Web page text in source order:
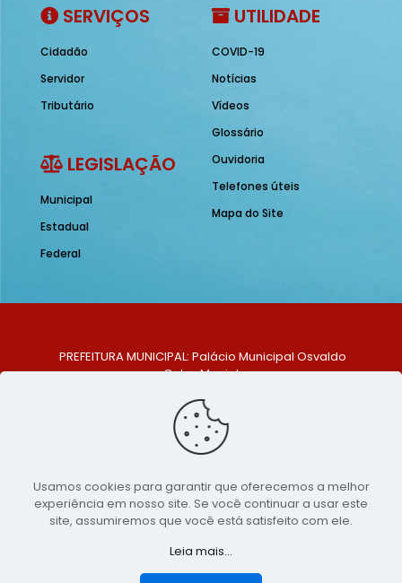
SERVIÇOS
Cidadão
Servidor
Tributário
LEGISLAÇÃO
Municipal
Estadual
Federal
UTILIDADE
COVID-19
Notícias
Vídeos
Glossário
Ouvidoria
Telefones úteis
Mapa do Site
PREFEITURA MUNICIPAL: Palácio Municipal Osvaldo
Celso Maciel
Centro, São Bento do Una - PE. CEP: 553370-128
TELEFONE: (81) 99548-1569
E-MAIL: ouvidoria@saobentodouna.pe.gov.br
Copyright 2021-2026 - Assessoria de Comunicação da
Prefeitura de São Bento do Una - PE
publicidadeLumusWeb - Agência Digital
Usamos cookies para garantir que oferecemos a melhor
experiência em nosso site. Se você continuar a usar este
site, assumiremos que você está satisfeito com ele.
Leia mais...